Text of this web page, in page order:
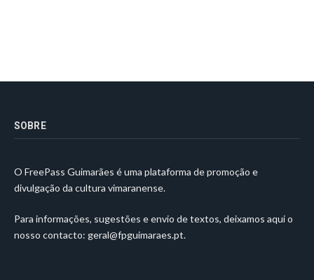
SOBRE
O FreePass Guimarães é uma plataforma de promoção e
divulgação da cultura vimaranense.
Para informações, sugestões e envio de textos, deixamos aqui o
nosso contacto: geral@fpguimaraes.pt.